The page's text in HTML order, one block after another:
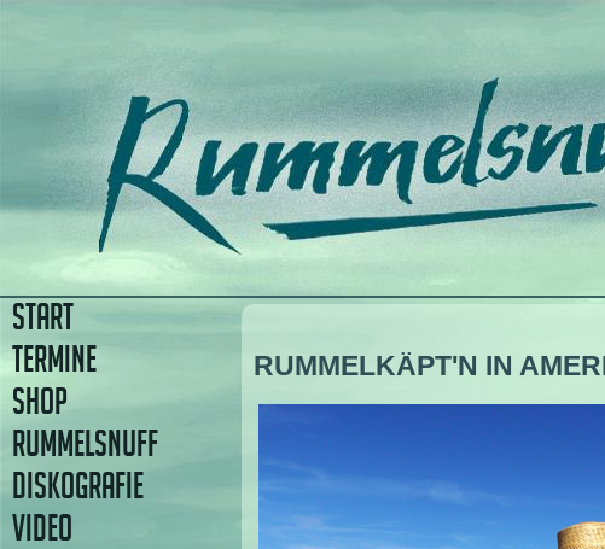
RUMMELKÄPT'N IN
START
TERMINE
SHOP
RUMMELSNUFF
DISKOGRAFIE
VIDEO